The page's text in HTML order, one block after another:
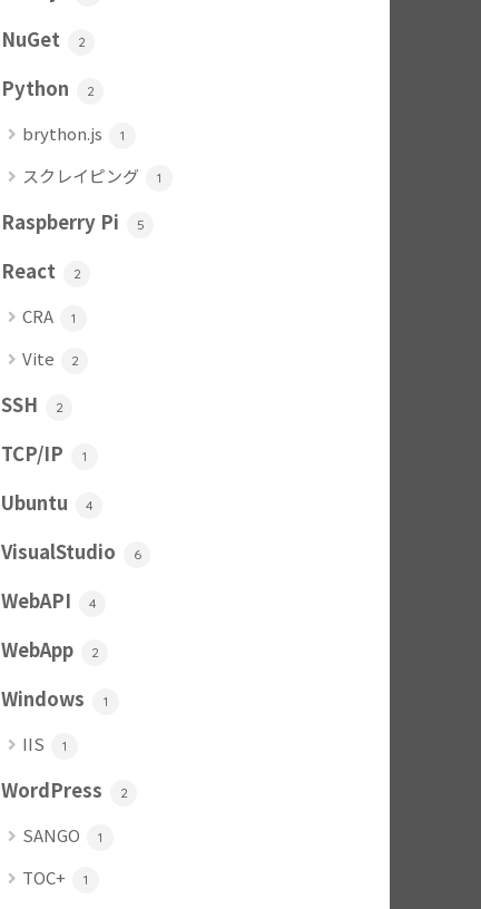
NuGet 2
Python 2
brython.js 1
スクレイピング 1
Raspberry Pi 5
React 2
CRA 1
Vite 2
SSH 2
TCP/IP 1
Ubuntu 4
VisualStudio 6
WebAPI 4
WebApp 2
Windows 1
IIS 1
WordPress 2
SANGO 1
TOC+ 1